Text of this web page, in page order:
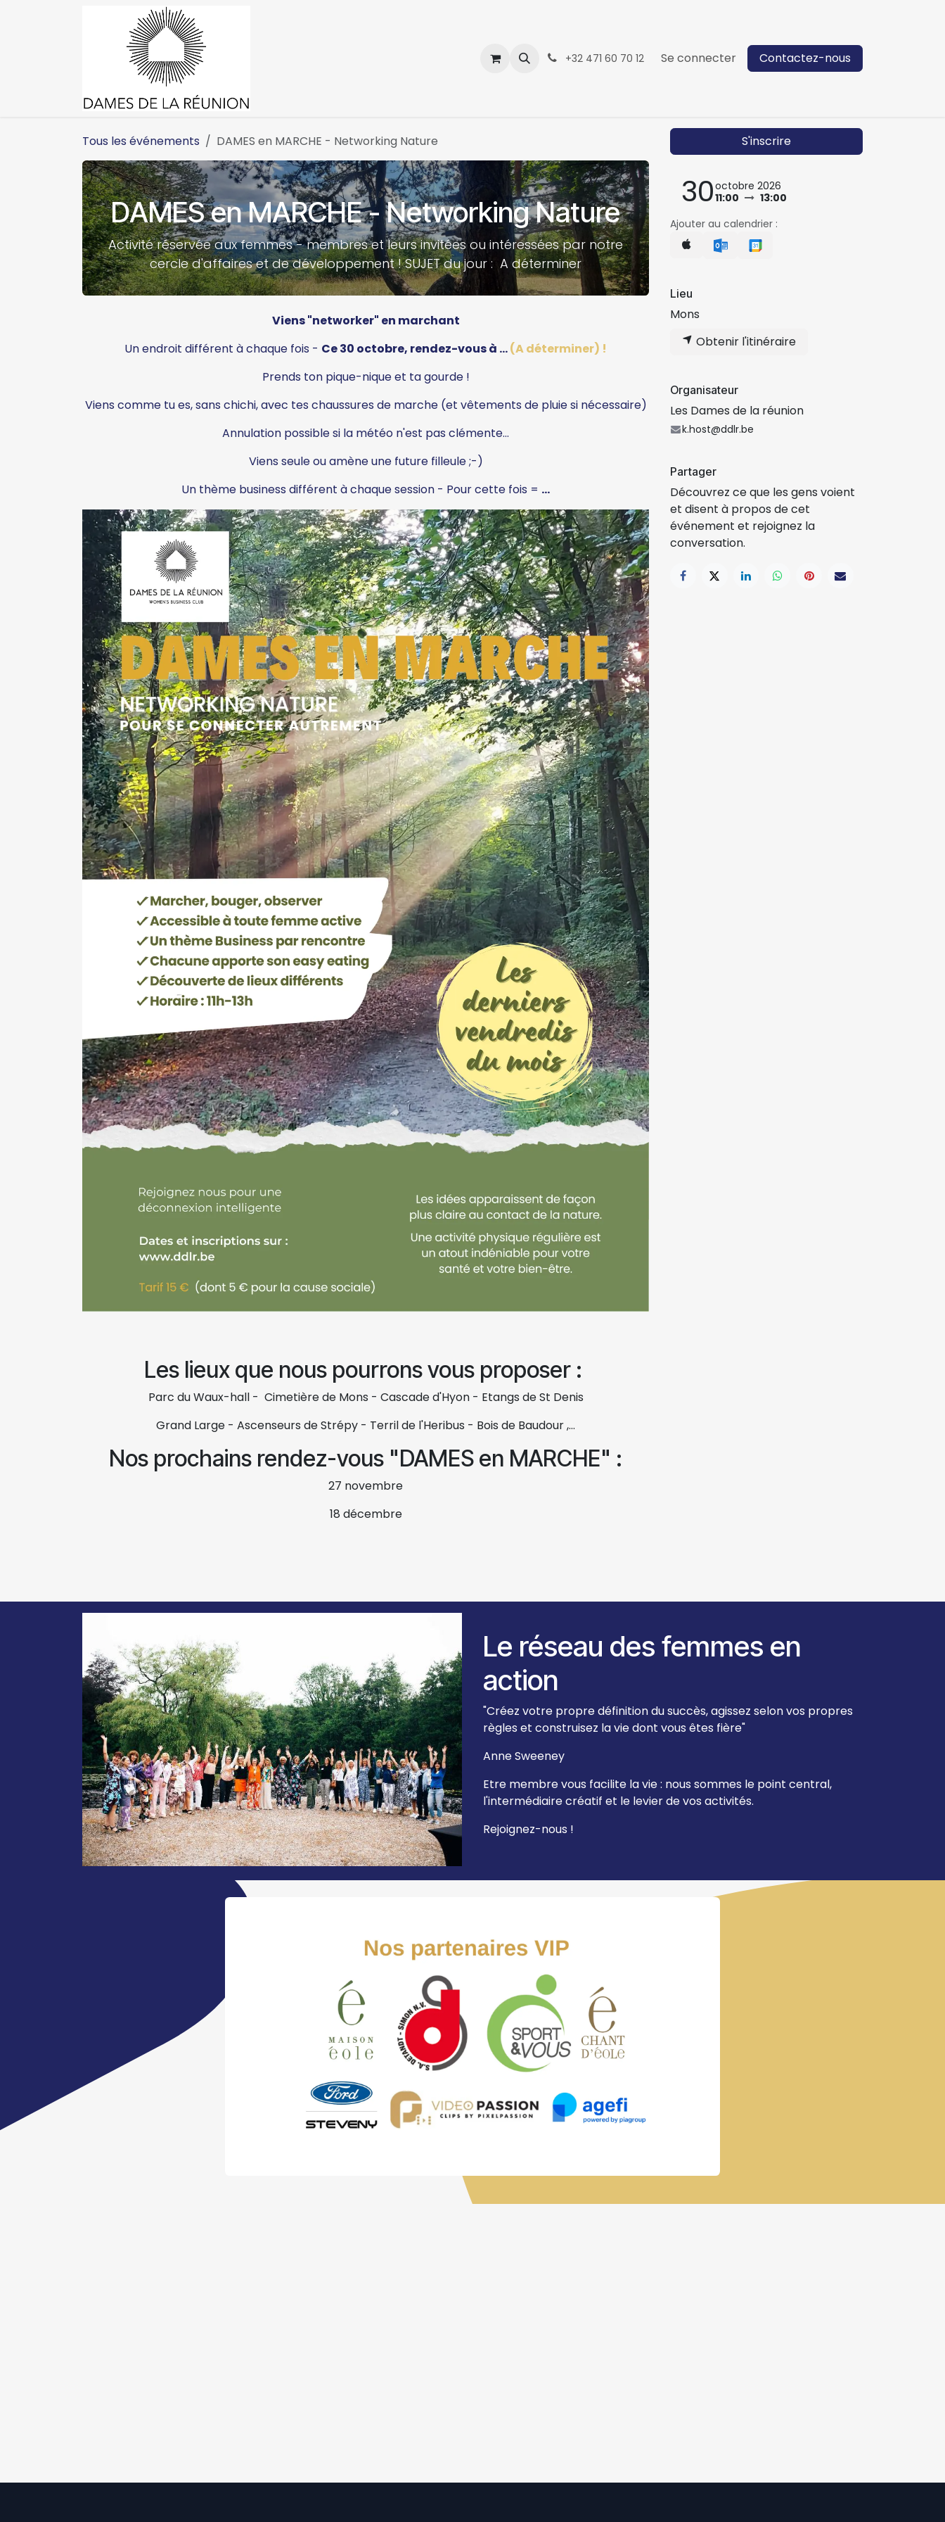
Contactez-nous Boutique +32 471 60 70 12 Se connecter Contactez-nous
Tous les événements DAMES en MARCHE - Networking Nature
DAMES en MARCHE - Networking Nature
Activité réservée aux femmes - membres et leurs invitées ou intéressées par notre
cercle d'affaires et de développement ! SUJET du jour : A déterminer
Viens "networker" en m​archant
Un endroit différent à chaque fois - Ce 30 octobre, rendez-vous à ...(A déterminer) !
Prends ton pique-nique et ta gourde !
Viens comme tu es, sans chichi, avec tes chaussures de marche (et vêtements de pluie si nécessaire)
Annulation possible si la météo n'est pas clémente...
Viens seule ou amène une future filleule ;-)
Un thème business différent à chaque session - Pour cette fois = ...
Les lieux que nous pourrons vous proposer :
Parc du Waux-hall - Cimetière de Mons - Cascade d'Hyon - Etangs de St Denis
Grand Large - Ascenseurs de Strépy - Terril de l'Heribus - Bois de Baudour ,...
Nos prochains rendez-vous "DAMES en MARCHE" :
27 novembre
18 décembre
S'inscrire
30octobre 2026
11:00
13:00
Ajouter au calendrier :
Lieu
Mons
Obtenir l'itinéraire
Organisateur
Les Dames de la réunion
k.host@ddlr.be
Partager
Découvrez ce que les gens voient
et disent à propos de cet
événement et rejoignez la
conversation.
Le réseau des femmes en
action
"Créez votre propre définition du succès, agissez selon vos propres
règles et construisez la vie dont vous êtes fière"
Anne Sweeney
Etre membre vous facilite la vie : nous sommes le point central,
l'intermédiaire créatif et le levier de vos activités.
Rejoignez-nous !